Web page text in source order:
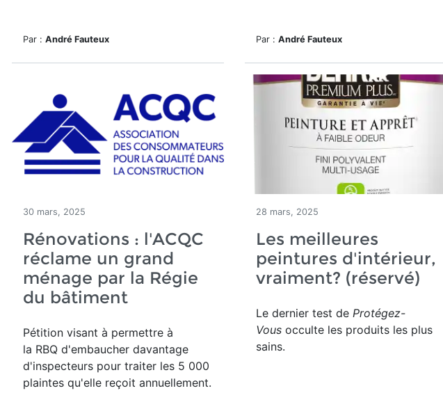
Par : André Fauteux Par : André Fauteux
30 mars, 2025
Rénovations : l'ACQC
réclame un grand
ménage par la Régie
du bâtiment
Pétition visant à permettre à
la RBQ d'embaucher davantage
d'inspecteurs pour traiter les 5 000
plaintes qu'elle reçoit annuellement.
28 mars, 2025
Les meilleures
peintures d'intérieur,
vraiment? (réservé)
Le dernier test de Protégez-
Vous occulte les produits les plus
sains.